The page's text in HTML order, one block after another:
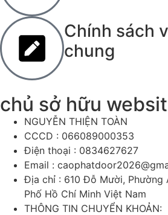
Chính sách
chung
chủ sở hữu
NGUYỄN THIỆN TOÀN
CCCD : 066089000353
Điện thoại : 0834627627
Email :
Địa chỉ : 610 Đỗ Mười, Phường
Phố Hồ Chí Minh Việt Nam
THÔNG TIN CHUYỂN KHOẢN: